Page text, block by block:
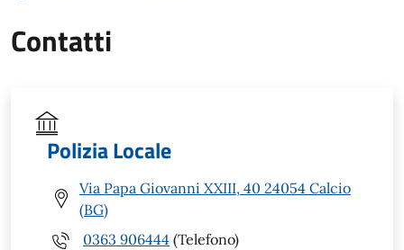
Contatti
Polizia Locale
Via Papa Giovanni XXIII, 40 24054 Calcio
(BG)
0363 906444 (Telefono)